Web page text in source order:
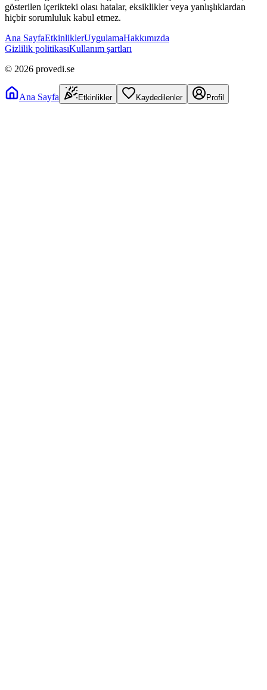
gösterilen içerikteki olası hatalar, eksiklikler veya yanlışlıklardan
hiçbir sorumluluk kabul etmez.
Ana SayfaEtkinliklerUygulamaHakkımızda
Gizlilik politikasıKullanım şartları
© 2026 provedi.se
Ana Sayfa Etkinlikler Kaydedilenler Profil